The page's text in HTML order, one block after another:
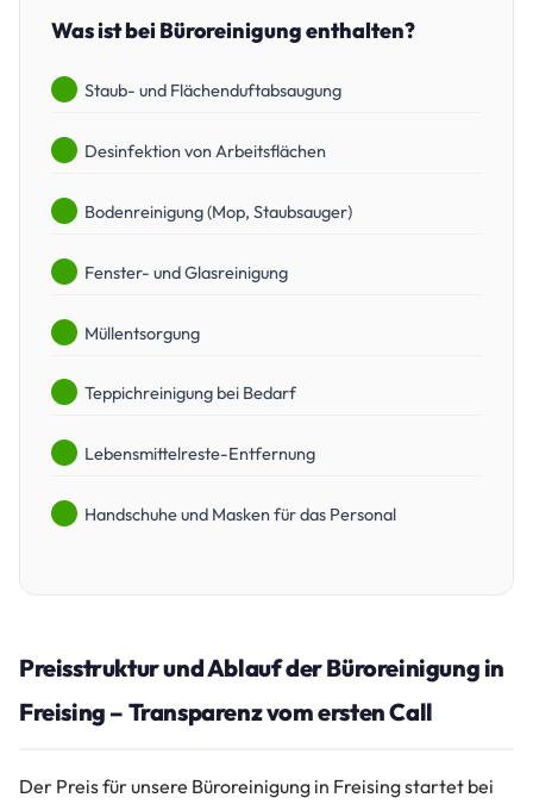
Was ist bei Büroreinigung enthalten?
Staub- und Flächenduftabsaugung
Desinfektion von Arbeitsflächen
Bodenreinigung (Mop, Staubsauger)
Fenster- und Glasreinigung
Müllentsorgung
Teppichreinigung bei Bedarf
Lebensmittelreste-Entfernung
Handschuhe und Masken für das Personal
Preisstruktur und Ablauf der Büroreinigung in
Freising – Transparenz vom ersten Call
Der Preis für unsere Büroreinigung in Freising startet bei